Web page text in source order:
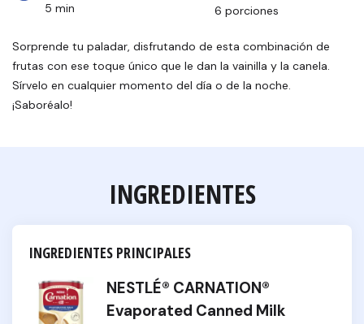
5 min 6 porciones
Sorprende tu paladar, disfrutando de esta combinación de
frutas con ese toque único que le dan la vainilla y la canela.
Sírvelo en cualquier momento del día o de la noche.
¡Saboréalo!
INGREDIENTES
INGREDIENTES PRINCIPALES
NESTLÉ® CARNATION®
Evaporated Canned Milk